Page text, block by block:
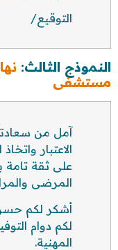
التوقيع/
النموذج الثالث:
مستشفى
آمل من
الاعتبار
على ثقة تامة
المرضى
أشكر لكم حسن
لكم دوام
المهنية.